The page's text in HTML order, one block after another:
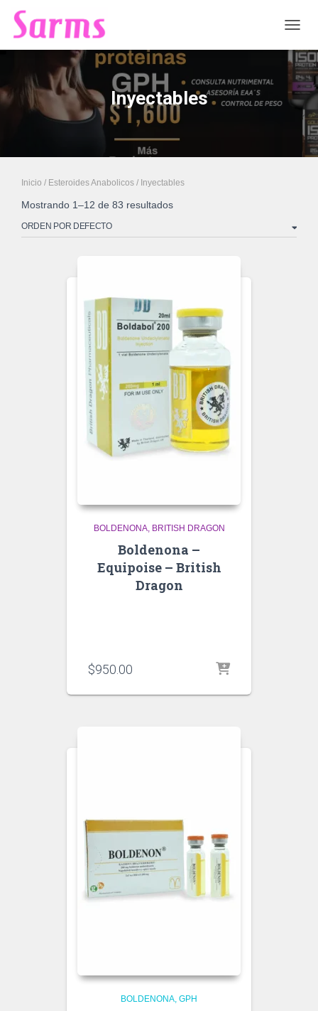
Inyectables
Inicio / Esteroides Anabolicos / Inyectables
Mostrando 1–12 de 83 resultados
BOLDENONA BRITISH DRAGON
Boldenona –
Equipoise – British
Dragon
$950.00
BOLDENONA GPH